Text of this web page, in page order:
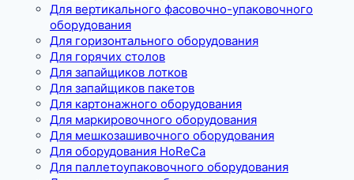
Для вертикального фасовочно-упаковочного
оборудования
Для горизонтального оборудования
Для горячих столов
Для запайщиков лотков
Для запайщиков пакетов
Для картонажного оборудования
Для маркировочного оборудования
Для мешкозашивочного оборудования
Для оборудования HoReCa
Для паллетоупаковочного оборудования